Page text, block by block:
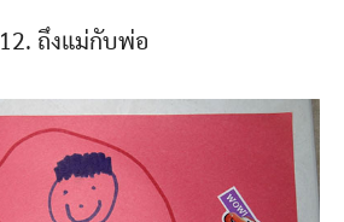
12. ถึงแม่กับพ่อ